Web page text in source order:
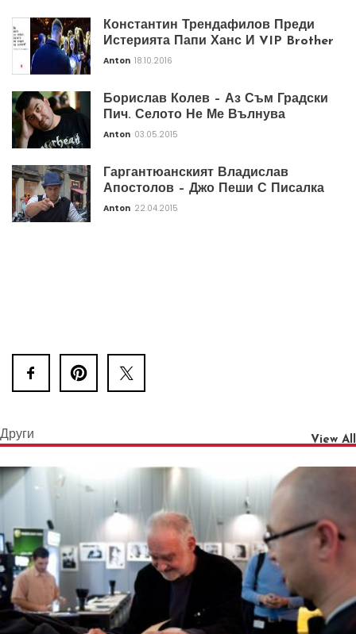
Константин Трендафилов Преди
Истерията Папи Ханс И VIP Brother
Anton 18.10.2016
Борислав Колев – Аз Съм Градски
Пич. Селото Не Ме Вълнува
Anton 03.05.2015
Гаргантюанският Владислав
Апостолов – Джо Пеши С Писалка
Anton 22.04.2015
Други View All